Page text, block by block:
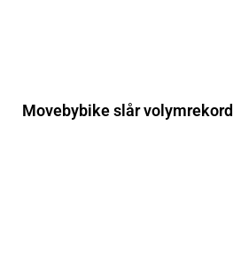
Movebybike slår volymrekord